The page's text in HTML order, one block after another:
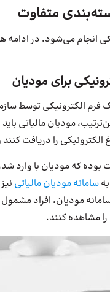
متفاوت
روش فیزیکی و الکترونیکی انجام
برای مودیان
فرم الکترونیکی توسط
مودیان مالیاتی
الکترونیکی را دریافت
بوده که مودیان با
سامانه مودیان مالیاتی
مودیان، افراد
مشاهده کنند.